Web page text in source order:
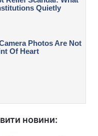
новини: